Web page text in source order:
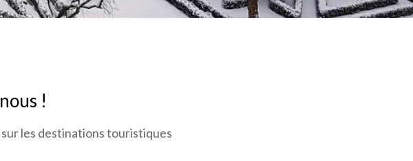
!
les destinations touristiques